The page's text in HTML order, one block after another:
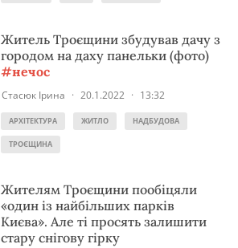
Житель Троєщини збудував дачу з
городом на даху панельки (фото)
#нечос
Стасюк Ірина · 20.1.2022 · 13:32
АРХІТЕКТУРА ЖИТЛО НАДБУДОВА
ТРОЄЩИНА
Жителям Троєщини пообіцяли
«один із найбільших парків
Києва». Але ті просять залишити
стару снігову гірку